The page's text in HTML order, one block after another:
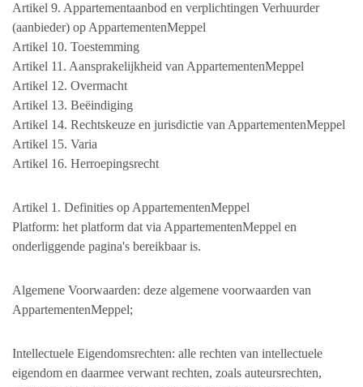
Artikel 9. Appartementaanbod en verplichtingen Verhuurder
(aanbieder) op AppartementenMeppel
Artikel 10. Toestemming
Artikel 11. Aansprakelijkheid van AppartementenMeppel
Artikel 12. Overmacht
Artikel 13. Beëindiging
Artikel 14. Rechtskeuze en jurisdictie van AppartementenMeppel
Artikel 15. Varia
Artikel 16. Herroepingsrecht
Artikel 1. Definities op AppartementenMeppel
Platform: het platform dat via AppartementenMeppel en
onderliggende pagina's bereikbaar is.
Algemene Voorwaarden: deze algemene voorwaarden van
AppartementenMeppel;
Intellectuele Eigendomsrechten: alle rechten van intellectuele
eigendom en daarmee verwant rechten, zoals auteursrechten,